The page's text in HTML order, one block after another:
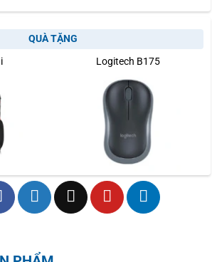
QUÀ TẶNG
Logitech B175